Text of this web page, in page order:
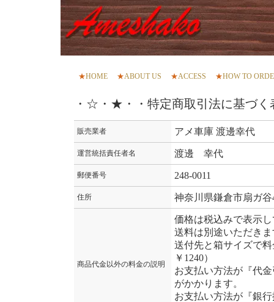
★HOME ★ABOUT US ★ACCESS ★HOW TO
・☆・★・・特定商取引法に基づ
販売業者 アメ車庫 渡邊幸代
運営統括責任者名 渡邊 幸代
郵便番号 248-0011
住所 神奈川県鎌倉市扇ガ
商品代金以外の料金の説明
価格は税込みで表示
送料は別途いただき
送付先と箱サイズで
￥1240）
お支払い方法が『代
がかかります。
お支払い方法が『銀